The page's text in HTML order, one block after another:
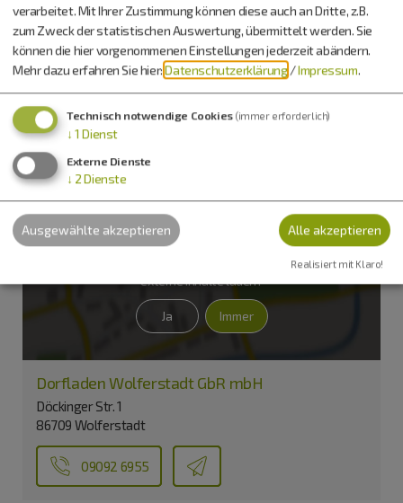
Küchenzeiten (warme Küche)
17. September
bereitgestellte
externe Inhalte laden?
Ja Immer
Dorfladen Wolferstadt GbR mbH
Döckinger Str. 1
86709 Wolferstadt
09092 6955
verarbeitet. Mit Ihrer Zustimmung können diese auch an Dritte, z.B.
zum Zweck der statistischen Auswertung, übermittelt werden. Sie
können die hier vorgenommenen Einstellungen jederzeit abändern.
Mehr dazu erfahren Sie hier:Datenschutzerklärung /Impressum.
Technisch notwendige Cookies (immer erforderlich)
↓ 1 Dienst
Externe Dienste
↓ 2 Dienste
Ausgewählte akzeptieren Alle akzeptieren
Realisiert mit Klaro!